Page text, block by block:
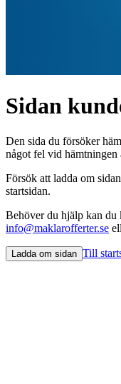
Sidan
Den sida du försöker
något fel vid hämtningen
Försök att ladda om
startsidan.
Behöver du hjälp kan du
info@maklarofferter.se
Ladda om sidan Till